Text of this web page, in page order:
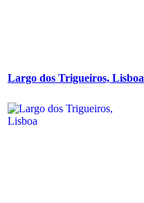
Largo dos Trigueiros, Lisboa